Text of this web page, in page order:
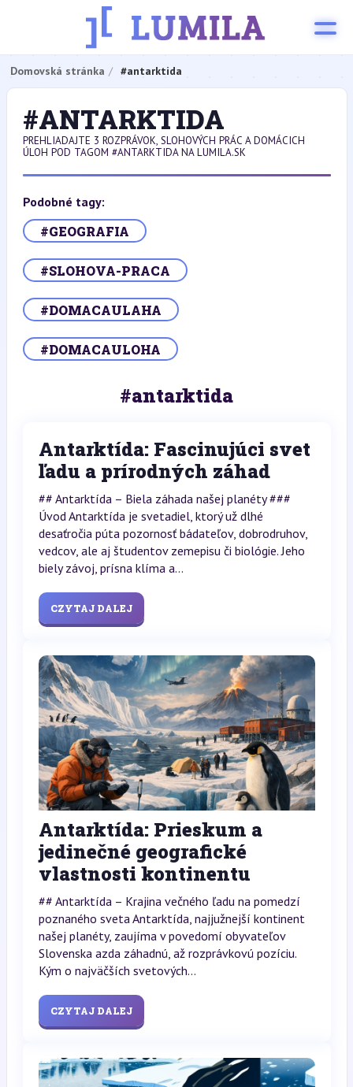
Domovská stránka #antarktida
#ANTARKTIDA
PREHLIADAJTE 3 ROZPRÁVOK, SLOHOVÝCH PRÁC A DOMÁCICH
ÚLOH POD TAGOM #ANTARKTIDA NA LUMILA.SK
Podobné tagy:
#GEOGRAFIA
#SLOHOVA-PRACA
#DOMACAULAHA
#DOMACAULOHA
#antarktida
Antarktída: Fascinujúci svet
ľadu a prírodných záhad
## Antarktída – Biela záhada našej planéty ###
Úvod Antarktída je svetadiel, ktorý už dlhé
desaťročia púta pozornosť bádateľov, dobrodruhov,
vedcov, ale aj študentov zemepisu či biológie. Jeho
biely závoj, prísna klíma a...
CZYTAJ DALEJ
Antarktída: Prieskum a
jedinečné geografické
vlastnosti kontinentu
## Antarktída – Krajina večného ľadu na pomedzí
poznaného sveta Antarktída, najjužnejší kontinent
našej planéty, zaujíma v povedomí obyvateľov
Slovenska azda záhadnú, až rozprávkovú pozíciu.
Kým o najväčších svetových...
CZYTAJ DALEJ